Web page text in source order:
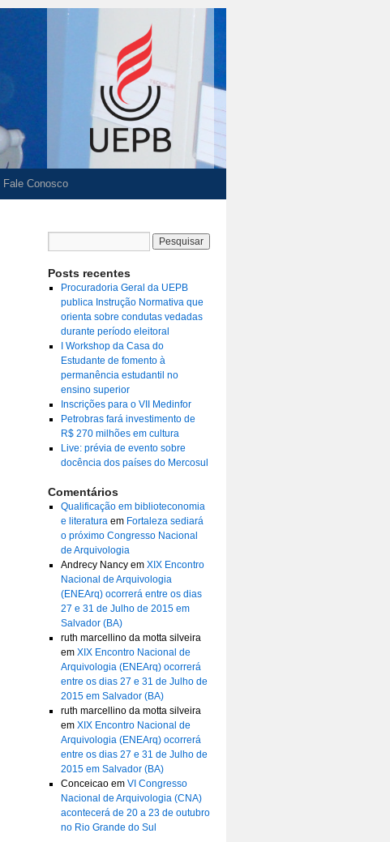
Fale Conosco
Posts recentes
Procuradoria Geral da UEPB
publica Instrução Normativa que
orienta sobre condutas vedadas
durante período eleitoral
I Workshop da Casa do
Estudante de fomento à
permanência estudantil no
ensino superior
Inscrições para o VII Medinfor
Petrobras fará investimento de
R$ 270 milhões em cultura
Live: prévia de evento sobre
docência dos países do Mercosul
Comentários
Qualificação em biblioteconomia
e literaturaem Fortaleza sediará
o próximo Congresso Nacional
de Arquivologia
Andrecy Nancyem XIX Encontro
Nacional de Arquivologia
(ENEArq) ocorrerá entre os dias
27 e 31 de Julho de 2015 em
Salvador (BA)
ruth marcellino da motta silveira
em XIX Encontro Nacional de
Arquivologia (ENEArq) ocorrerá
entre os dias 27 e 31 de Julho de
2015 em Salvador (BA)
ruth marcellino da motta silveira
em XIX Encontro Nacional de
Arquivologia (ENEArq) ocorrerá
entre os dias 27 e 31 de Julho de
2015 em Salvador (BA)
Conceicaoem VI Congresso
Nacional de Arquivologia (CNA)
acontecerá de 20 a 23 de outubro
no Rio Grande do Sul